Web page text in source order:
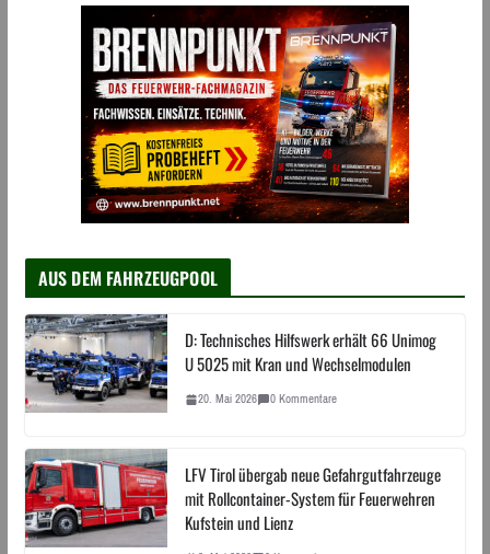
AUS DEM FAHRZEUGPOOL
D: Technisches Hilfswerk erhält 66 Unimog
U 5025 mit Kran und Wechselmodulen
20. Mai 2026 0 Kommentare
LFV Tirol übergab neue Gefahrgutfahrzeuge
mit Rollcontainer-System für Feuerwehren
Kufstein und Lienz